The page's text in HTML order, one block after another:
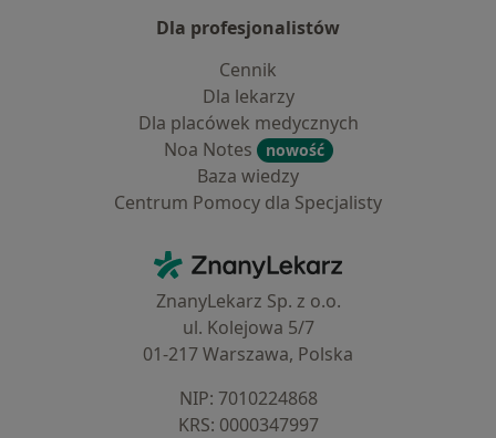
Dla profesjonalistów
Cennik
Dla lekarzy
Dla placówek medycznych
Noa Notes
nowość
Baza wiedzy
Centrum Pomocy dla Specjalisty
ZnanyLekarz - Strona główna
ZnanyLekarz Sp. z o.o.
ul. Kolejowa 5/7
01-217 Warszawa, Polska
NIP: ⁠7010224868
KRS: ⁠0000347997